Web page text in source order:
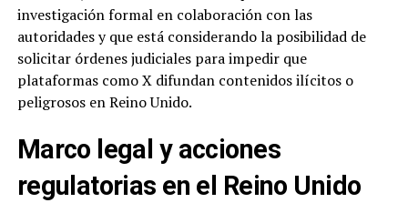
investigación formal en colaboración con las
autoridades y que está considerando la posibilidad de
solicitar órdenes judiciales para impedir que
plataformas como X difundan contenidos ilícitos o
peligrosos en Reino Unido.
Marco legal y acciones
regulatorias en el Reino Unido